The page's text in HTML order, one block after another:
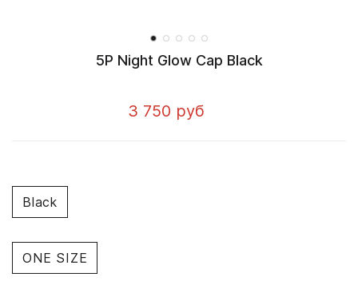
5P Night Glow Cap Black
3 750 руб
Black
ONE SIZE